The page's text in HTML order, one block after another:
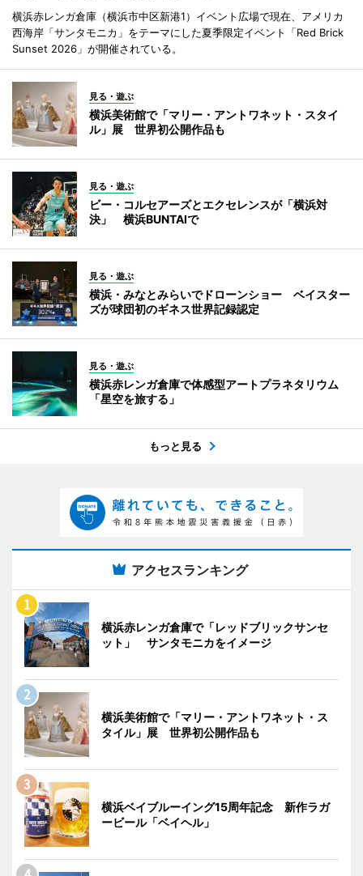
横浜赤レンガ倉庫（横浜市中区新港1）イベント広場で現在、アメリカ
西海岸「サンタモニカ」をテーマにした夏季限定イベント「Red Brick
Sunset 2026」が開催されている。
見る・遊ぶ
横浜美術館で「マリー・アントワネット・スタイ
ル」展 世界初公開作品も
見る・遊ぶ
ビー・コルセアーズとエクセレンスが「横浜対
決」 横浜BUNTAIで
見る・遊ぶ
横浜・みなとみらいでドローンショー ベイスター
ズが球団初のギネス世界記録認定
見る・遊ぶ
横浜赤レンガ倉庫で体感型アートプラネタリウム
「星空を旅する」
もっと見る
アクセスランキング
横浜赤レンガ倉庫で「レッドブリックサンセ
ット」 サンタモニカをイメージ
横浜美術館で「マリー・アントワネット・ス
タイル」展 世界初公開作品も
横浜ベイブルーイング15周年記念 新作ラガ
ービール「ベイヘル」